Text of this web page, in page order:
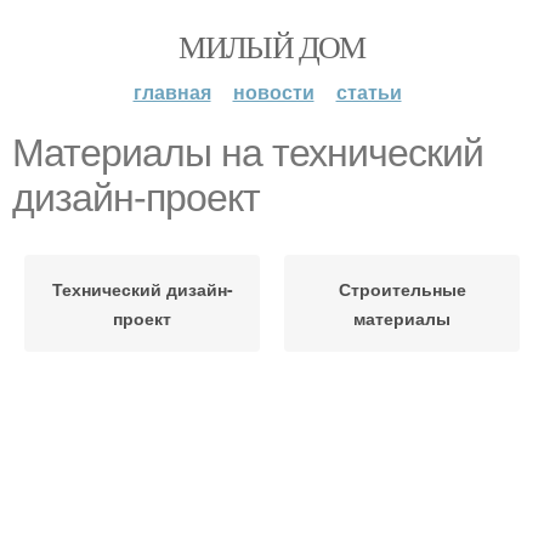
МИЛЫЙ ДОМ
главная новости статьи
Материалы на технический
дизайн-проект
Технический дизайн-
проект
Строительные
материалы